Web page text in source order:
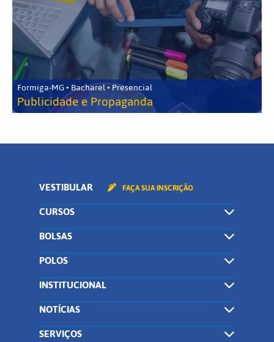
Formiga-MG • Bacharel • Presencial
Publicidade e Propaganda
VESTIBULAR FAÇA SUA INSCRIÇÃO
CURSOS
BOLSAS
POLOS
INSTITUCIONAL
NOTÍCIAS
SERVIÇOS